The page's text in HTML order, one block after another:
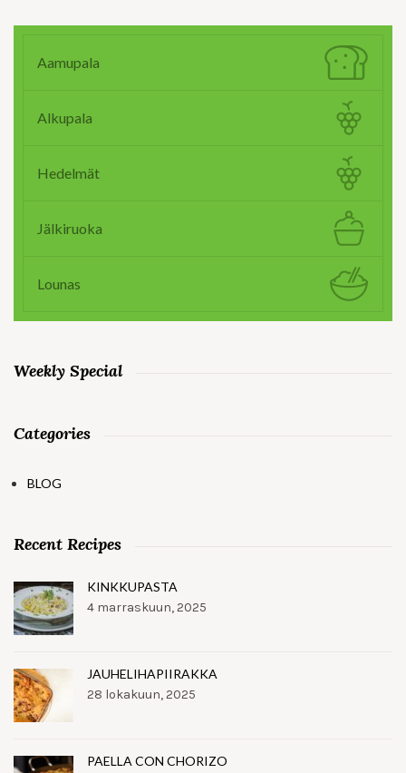
Aamupala
Alkupala
Hedelmät
Jälkiruoka
Lounas
Weekly Special
Categories
BLOG
Recent Recipes
KINKKUPASTA
4 marraskuun, 2025
JAUHELIHAPIIRAKKA
28 lokakuun, 2025
PAELLA CON CHORIZO